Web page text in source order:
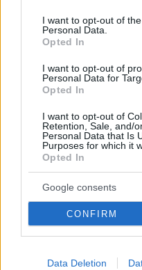
consent section.
I want to opt-out of
Personal Data.
Opted In
I want to opt-out of
Personal Data for
Opted In
I want to opt-out of
Retention, Sale, and/
Personal Data that Is
Purposes for which it
Opted In
Google consents
CONFIRM
Data Deletion
Κορωνοϊός- NBA: Οι
ασυμπτωματικούς
Οι Ουόριορς δεν
τεστ για κορωνοϊό σε
18.03.2020, 13:17